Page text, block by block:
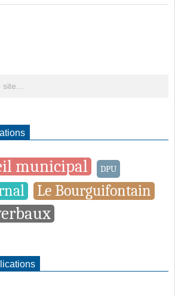
municipal DPU
Le Bourguifontain